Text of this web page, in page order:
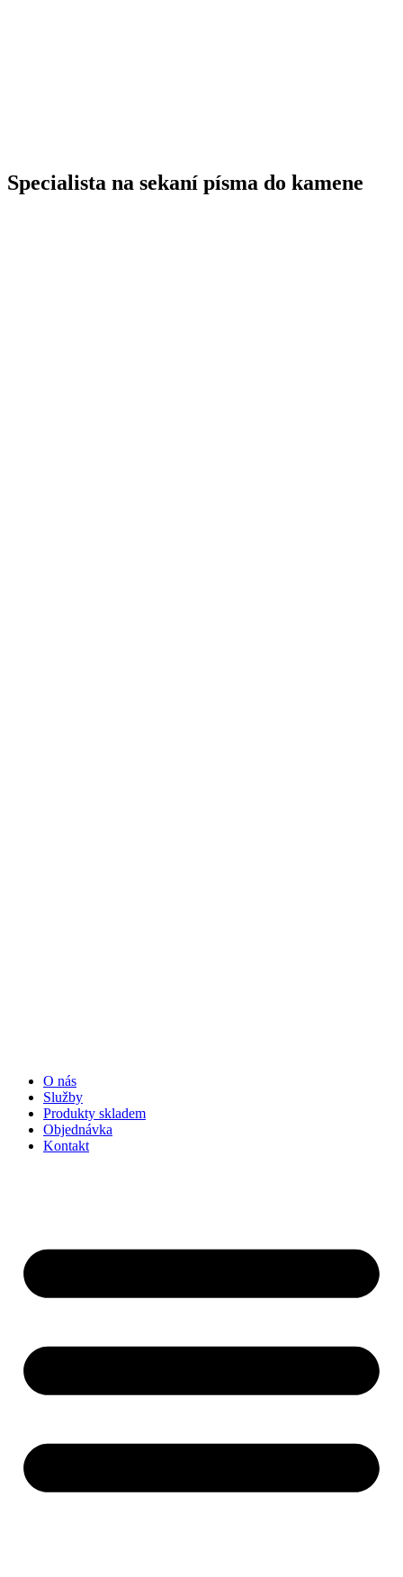
Specialista na sekaní písma do kamene
O nás
Služby
Produkty skladem
Objednávka
Kontakt